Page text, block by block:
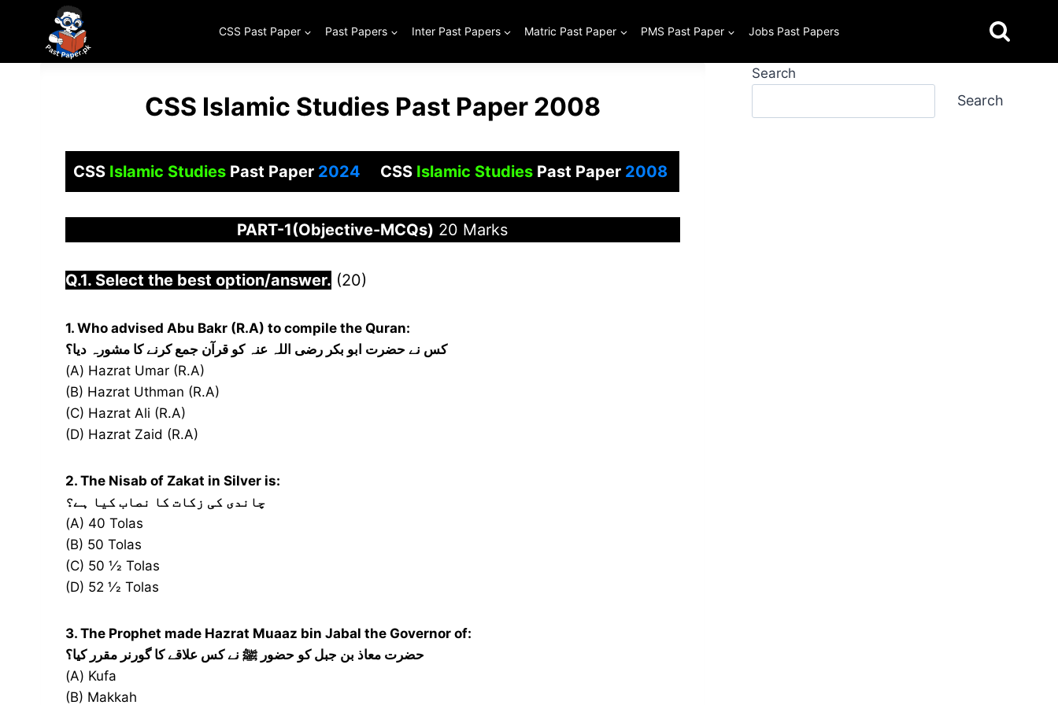
content
CSS Past Paper Past Papers Inter Past Papers Matric Past Paper PMS Past Paper Jobs Past Papers
CSS Islamic Studies Past Paper 2008
CSS Islamic Studies Past Paper 2024 CSS Islamic Studies Past Paper 2008
PART-1(Objective-MCQs) 20 Marks
Q.1. Select the best option/answer. (20)
1. Who advised Abu Bakr (R.A) to compile the Quran:
کس نے حضرت ابو بکر رضی اللہ عنہ کو قرآن جمع کرنے کا مشورہ دیا؟
(A) Hazrat Umar (R.A)
(B) Hazrat Uthman (R.A)
(C) Hazrat Ali (R.A)
(D) Hazrat Zaid (R.A)
2. The Nisab of Zakat in Silver is:
چاندی کی زکات کا نصاب کیا ہے؟
(A) 40 Tolas
(B) 50 Tolas
(C) 50 1⁄2 Tolas
(D) 52 1⁄2 Tolas
3. The Prophet made Hazrat Muaaz bin Jabal the Governor of:
حضرت معاذ بن جبل کو حضور ﷺ نے کس علاقے کا گورنر مقرر کیا؟
(A) Kufa
(B) Makkah
Search
Search